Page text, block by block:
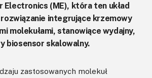
Electronics (ME), która ten układ
integrujące krzemowy
molekułami, stanowiące wydajny,
biosensor skalowalny.
zastosowanych molekuł